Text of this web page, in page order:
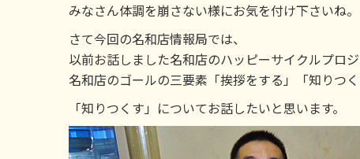
みなさん体調を崩さない様にお気を付け下さいね。
さて今回の名和店情報局では、
以前お話しました名和店のハッピーサイクルプロジ
名和店のゴールの三要素「挨拶をする」「知りつく
「知りつくす」についてお話したいと思います。